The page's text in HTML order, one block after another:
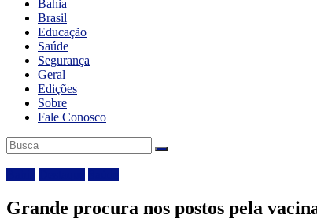
Bahia
Brasil
Educação
Saúde
Segurança
Geral
Edições
Sobre
Fale Conosco
Grande procura nos postos pela